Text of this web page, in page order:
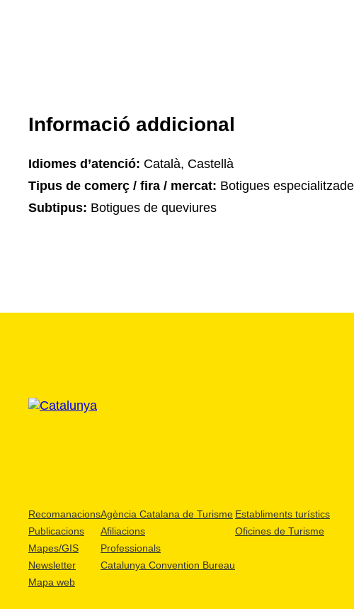
Informació addicional
Idiomes d’atenció: Català, Castellà
Tipus de comerç / fira / mercat: Botigues
Subtipus: Botigues de queviures
Recomanacions
Publicacions
Mapes/GIS
Newsletter
Mapa web
Agència Catalana de Turisme
Afiliacions
Professionals
Catalunya Convention Bureau
Establiments turístics
Oficines de Turisme